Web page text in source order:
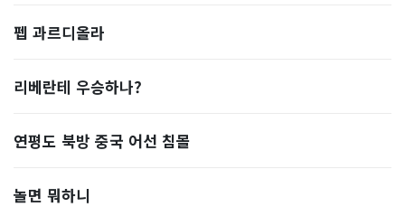
펩 과르디올라
리베란테 우승하나?
연평도 북방 중국 어선 침몰
놀면 뭐하니